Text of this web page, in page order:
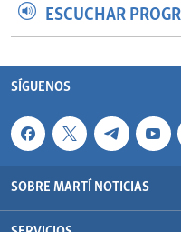
ESCUCHAR
SÍGUENOS
SOBRE MARTÍ NOTICIAS